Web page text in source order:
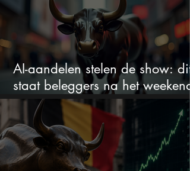
AI-aandelen stelen de show: dit
staat beleggers na het weekend
te wachten